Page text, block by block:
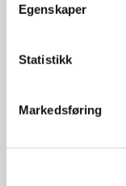
Egenskaper
Statistikk
Markedsføring
Sted: Clarion